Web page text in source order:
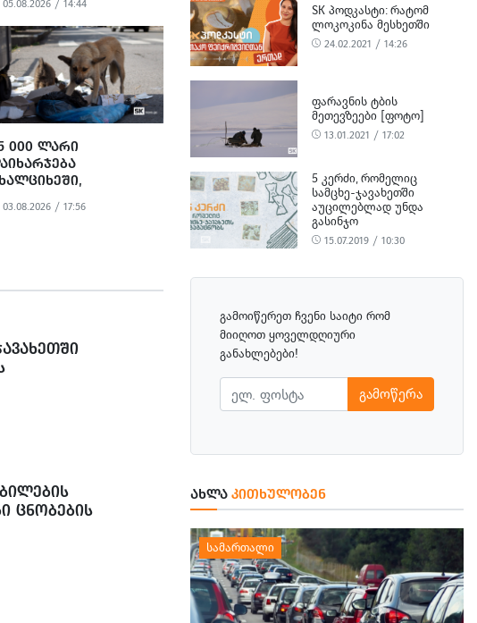
05.08.2026 / 14:44
000 ᲚᲐᲠᲘ
03.08.2026 / 17:56
ᲪᲜᲝᲑᲔᲑᲘᲡ
SK ᲞᲝᲓᲙᲐᲡᲢᲘ: ᲠᲐᲢᲝᲛ
ᲚᲝᲙᲝᲙᲘᲜᲐ ᲛᲔᲡᲮᲔᲗᲨᲘ
24.02.2021 / 14:26
ᲤᲐᲠᲐᲕᲜᲘᲡ ᲢᲑᲘᲡ
ᲛᲔᲗᲔᲕᲖᲔᲔᲑᲘ [ᲤᲝᲢᲝ]
13.01.2021 / 17:02
5 ᲙᲔᲠᲫᲘ, ᲠᲝᲛᲔᲚᲘᲪ
ᲡᲐᲛᲪᲮᲔ-ᲯᲐᲕᲐᲮᲔᲗᲨᲘ
ᲐᲣᲪᲘᲚᲔᲑᲚᲐᲓ ᲣᲜᲓᲐ
ᲒᲐᲡᲘᲜᲯᲝ
15.07.2019 / 10:30
გამოიწერეთ ჩვენი საიტი რომ
მიიღოთ ყოველდღიური
განახლებები!
გამოწერა
ᲐᲮᲚᲐᲙᲘᲗᲮᲣᲚᲝᲑᲔᲜ